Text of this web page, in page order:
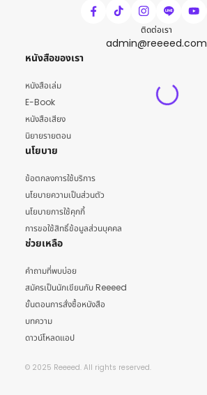
ติดต่อเรา
admin@reeeed.com
หนังสือของเรา
หนังสือเล่ม
E-Book
หนังสือเสียง
นิยายรายตอน
นโยบาย
ข้อตกลงการใช้บริการ
นโยบายความเป็นส่วนตัว
นโยบายการใช้คุกกี้
การขอใช้สิทธิ์ข้อมูลส่วนบุคคล
ช่วยเหลือ
คำถามที่พบบ่อย
สมัครเป็นนักเขียนกับ Reeeed
ขั้นตอนการสั่งซื้อหนังสือ
บทความ
ดาวน์โหลดแอป
© 2025 Reeeed. All rights reserved.